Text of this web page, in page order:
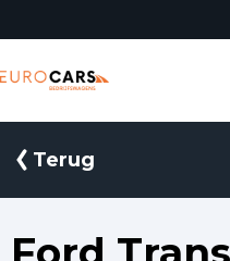
Terug